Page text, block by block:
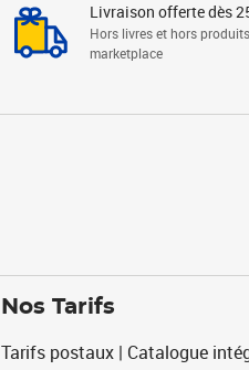
Livraison offerte dès
Hors livres et hors produits
marketplace
Nos Tarifs
Tarifs postaux | Catalogue